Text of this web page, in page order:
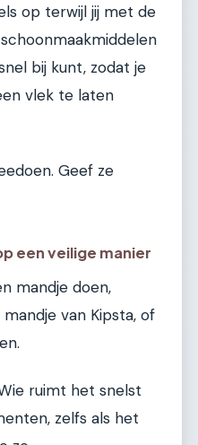
op terwijl jij met de
bij kunt, zodat je
vlek te laten
Geef ze
een veilige manier
mandje doen,
van Kipsta, of
ruimt het snelst
zelfs als het